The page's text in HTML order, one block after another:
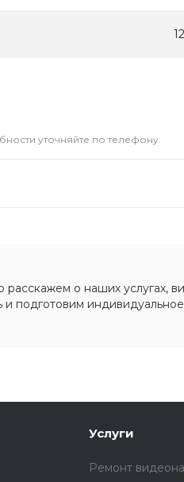
уточняйте по телефону.
о наших услугах,
и подготовим
Услуги
Ремонт